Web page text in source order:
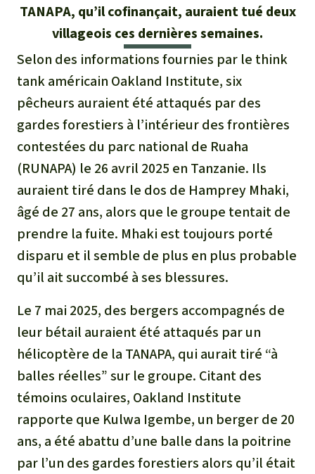
Les biocarburants
L’aluminium
L'élevage industriel
L'or
L'accaparement des terres
Le braconnage
Les barrages
Le ciment et le béton
Les routes
Médias
Dans la presse
Português
Indonesia
TANAPA, qu’il cofinançait, auraient tué deux
villageois ces dernières semaines.
Selon des informations fournies par le think
tank américain Oakland Institute, six
pêcheurs auraient été attaqués par des
gardes forestiers à l’intérieur des frontières
contestées du parc national de Ruaha
(RUNAPA) le 26 avril 2025 en Tanzanie. Ils
auraient tiré dans le dos de Hamprey Mhaki,
âgé de 27 ans, alors que le groupe tentait de
prendre la fuite. Mhaki est toujours porté
disparu et il semble de plus en plus probable
qu’il ait succombé à ses blessures.
Le 7 mai 2025, des bergers accompagnés de
leur bétail auraient été attaqués par un
hélicoptère de la TANAPA, qui aurait tiré “à
balles réelles” sur le groupe. Citant des
témoins oculaires, Oakland Institute
rapporte que Kulwa Igembe, un berger de 20
ans, a été abattu d’une balle dans la poitrine
par l’un des gardes forestiers alors qu’il était